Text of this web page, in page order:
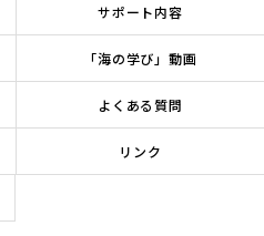
サポート内容
「海の学び」動画
よくある質問
リンク